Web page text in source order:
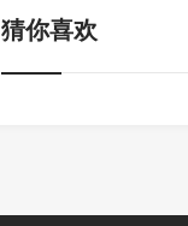
猜你喜欢